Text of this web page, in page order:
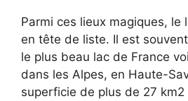
Parmi ces lieux magiques, le
en tête de liste. Il est
le plus beau lac de France
dans les Alpes, en Haute-
superficie de plus de 27